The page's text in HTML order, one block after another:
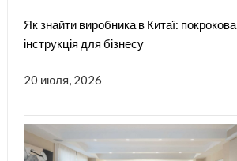
Як знайти виробника в Китаї: покрокова
інструкція для бізнесу
20 июля, 2026